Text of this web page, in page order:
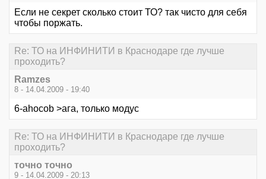
Если не секрет сколько стоит ТО? так чисто для себя
чтобы поржать.
Re: ТО на ИНФИНИТИ в Краснодаре где лучше
проходить?
Ramzes
8 - 14.04.2009 - 19:40
6-ahocob >ага, только модус
Re: ТО на ИНФИНИТИ в Краснодаре где лучше
проходить?
точно точно
9 - 14.04.2009 - 20:13